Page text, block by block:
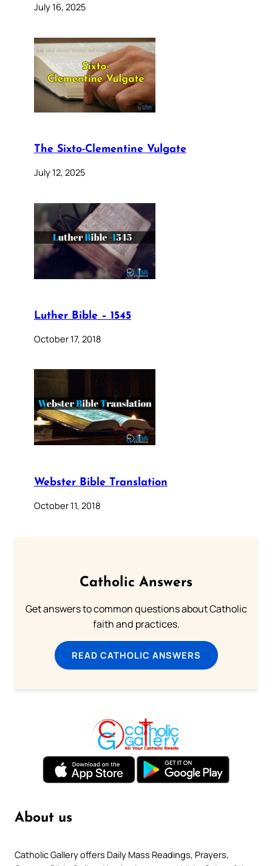
July 16, 2025
The Sixto-Clementine Vulgate
July 12, 2025
Luther Bible – 1545
October 17, 2018
Webster Bible Translation
October 11, 2018
Catholic Answers
Get answers to common questions about Catholic
faith and practices.
READ CATHOLIC ANSWERS
About us
Catholic Gallery offers Daily Mass Readings, Prayers,